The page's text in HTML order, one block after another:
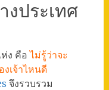
ประเทศ
ง คือไม่รู้ว่าจะ
เจ้าไหนดี
จึงรวบรวม